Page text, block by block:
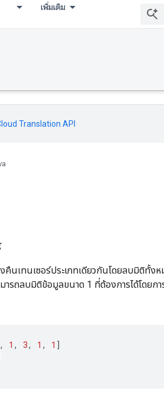
เพิ่มเติม
Translation API
งคืนเทนเซอร์ประเภทเดียวกันโดยลบมิติทั้
ถลบมิติข้อมูลขนาด 1 ที่ต้องการได้โดยกา
, 1 , 3, 1 , 1 ]